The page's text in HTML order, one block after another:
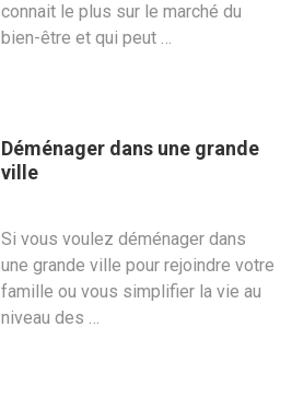
connait le plus sur le marché du
bien-être et qui peut …
Déménager dans une grande
ville
Si vous voulez déménager dans
une grande ville pour rejoindre votre
famille ou vous simplifier la vie au
niveau des …